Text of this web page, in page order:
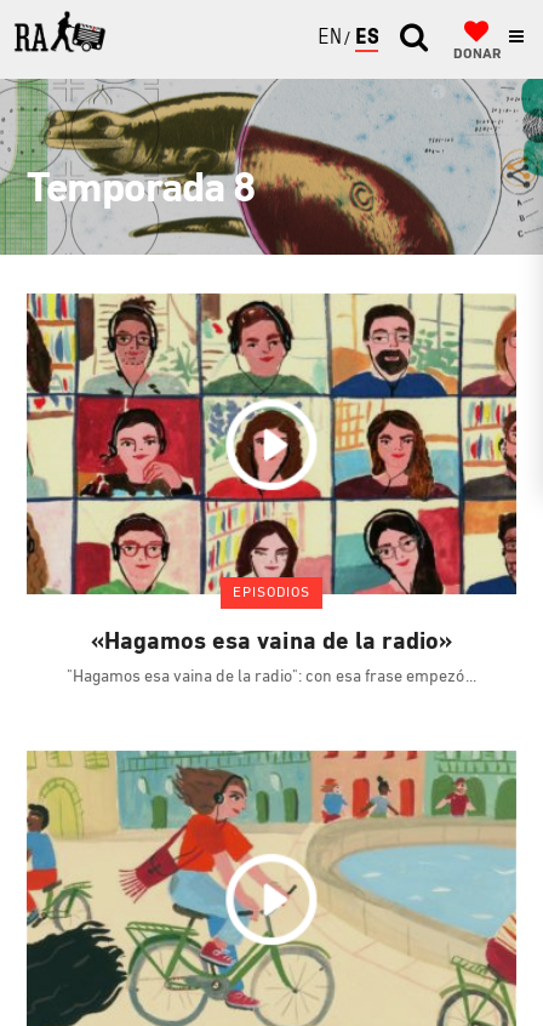
ENGLISH
ESPAÑOL
DONAR
Temporada 8
EPISODIOS
«Hagamos esa vaina de la radio»
"Hagamos esa vaina de la radio": con esa frase empezó